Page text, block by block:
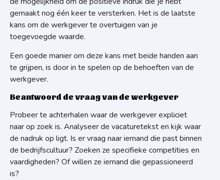
gemaakt nog één keer te versterken. Het is de laatste
kans om de werkgever te overtuigen van je
toegevoegde waarde.
Een goede manier om deze kans met beide handen aan
te grijpen, is door in te spelen op de behoeften van de
werkgever.
Beantwoord de vraag van de werkgever
Probeer te achterhalen waar de werkgever expliciet
naar op zoek is. Analyseer de vacaturetekst en kijk waar
de nadruk op ligt. Is er vraag naar iemand die past binnen
de bedrijfscultuur? Zoeken ze specifieke competities en
vaardigheden? Of willen ze iemand die gepassioneerd
is?